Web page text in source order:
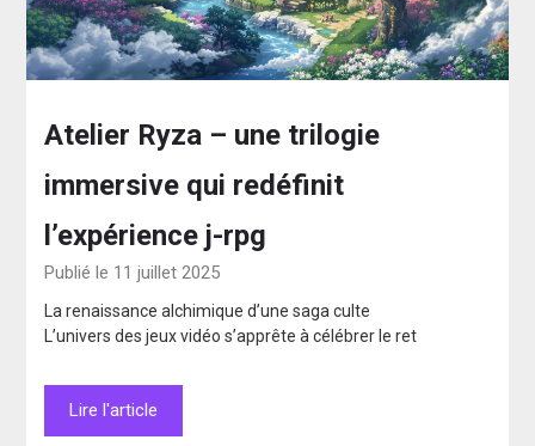
Atelier Ryza – une trilogie
immersive qui redéfinit
l’expérience j-rpg
Publié le 11 juillet 2025
La renaissance alchimique d’une saga culte
L’univers des jeux vidéo s’apprête à célébrer le ret
Lire l'article